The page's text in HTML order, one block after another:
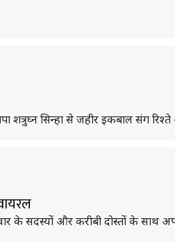
शत्रुघ्न सिन्हा से जहीर इकबाल संग
के सदस्यों और करीबी दोस्तों के साथ